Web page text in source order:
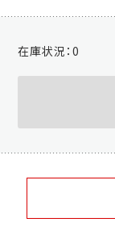
在庫状況：0